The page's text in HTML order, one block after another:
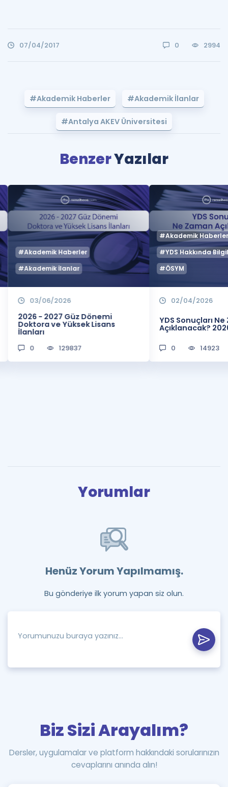
07/04/2017 0 2994
#Akademik Haberler #Akademik İlanlar
#Antalya AKEV Üniversitesi
BenzerYazılar
#Akademik Haberler
#Akademik İlanlar
03/06/2026
2026 - 2027 Güz Dönemi
Doktora ve Yüksek Lisans
İlanları
0 129837
#Akademik
#YDS Hakkında
#ÖSYM
02/04/2026
YDS Sonuçları
Açıklanacak?
0 14923
Yorumlar
Henüz Yorum Yapılmamış.
Bu gönderiye ilk yorum yapan siz olun.
Biz Sizi Arayalım?
Dersler, uygulamalar ve platform hakkındaki sorularınızın
cevaplarını anında alın!